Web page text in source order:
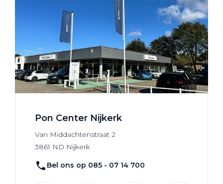
Pon Center Nijkerk
Van Middachtenstraat 2
3861 ND Nijkerk
Bel ons op 085 - 07 14 700